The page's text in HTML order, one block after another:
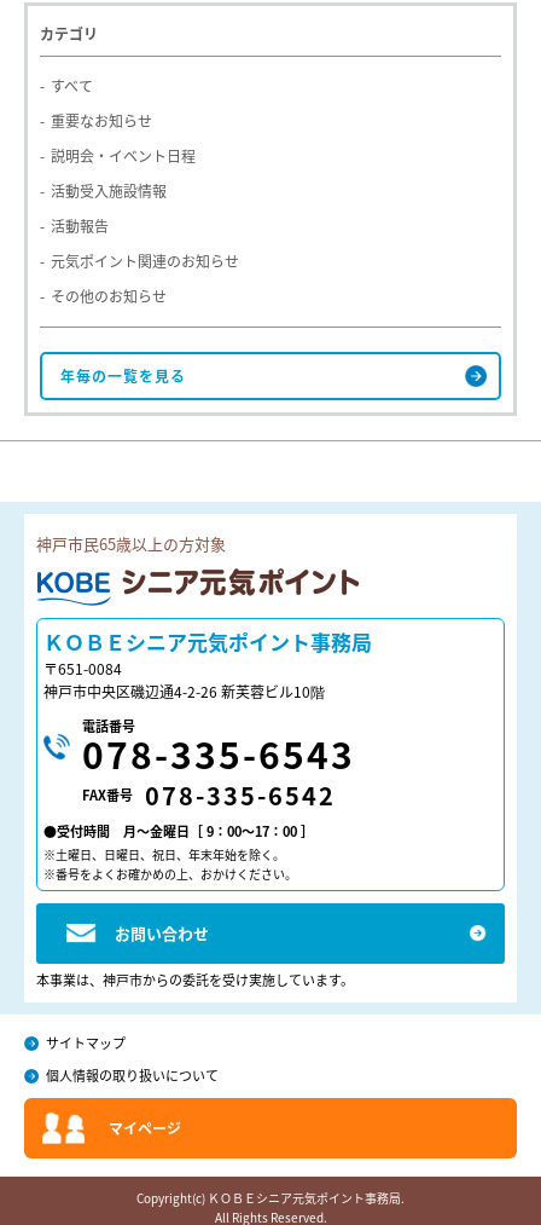
カテゴリ
すべて
重要なお知らせ
説明会・イベント日程
活動受入施設情報
活動報告
元気ポイント関連のお知らせ
その他のお知らせ
神戸市民65歳以上の方対象
ＫＯＢＥシニア元気ポイント
ＫＯＢＥシニア元気ポイント事務局
〒651-0084
神戸市中央区磯辺通4-2-26 新芙蓉ビル10階
電話番号
078-335-6543
FAX番号 078-335-6542
●受付時間 月～金曜日［ 9：00～17：00 ］
※土曜日、日曜日、祝日、年末年始を除く。
※番号をよくお確かめの上、おかけください。
お問い合わせ
本事業は、神戸市からの委託を受け実施しています。
サイトマップ
個人情報の取り扱いについて
マイページ
Copyright(c) ＫＯＢＥシニア元気ポイント事務局.
All Rights Reserved.